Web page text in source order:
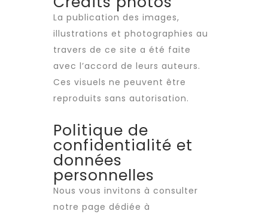
La publication des images,
illustrations et photographies au
travers de ce site a été faite
avec l’accord de leurs auteurs.
Ces visuels ne peuvent être
reproduits sans autorisation.
Politique de
confidentialité et
données
personnelles
Nous vous invitons à consulter
notre page dédiée à